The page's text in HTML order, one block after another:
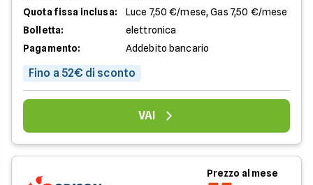
Quota fissa inclusa:
Luce 7,50 €/mese, Gas 7,50 €/mese
Bolletta:
elettronica
Pagamento:
Addebito bancario
Fino a 52€ di sconto
VAI
Prezzo al mese